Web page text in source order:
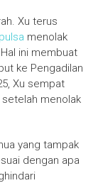
Xu terus
menolak
ini membuat
ke Pengadilan
Xu sempat
menolak
yang tampak
dengan apa